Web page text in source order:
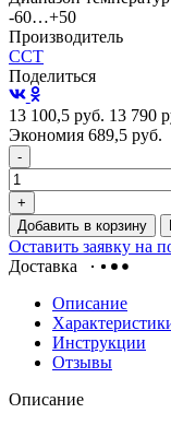
-60…+50
Производитель
ССТ
Поделиться
13 100,5 руб. 13 790
Экономия 689,5 руб.
-
+
Добавить в корзину
Оставить заявку на
Доставка
Описание
Инструкции
Отзывы
Описание